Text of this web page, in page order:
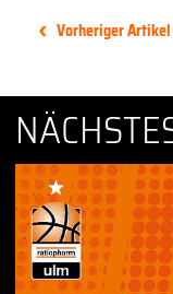
Vorheriger Artikel